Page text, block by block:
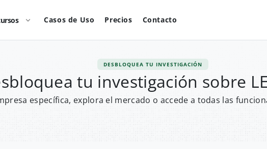
Casos de Uso Precios Contacto
DESBLOQUEA TU INVESTIGACIÓN
tu investigación sobre
específica, explora el mercado o accede a todas las